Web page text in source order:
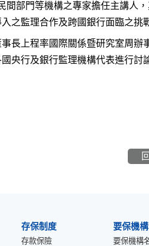
間部門等機構之專家擔任主講人
之監理合作及跨國銀行面臨之挑
長上程率國際關係暨研究室周辦
央行及銀行監理機構代表進行討
存保制度
存款保險
要保機構
要保機構